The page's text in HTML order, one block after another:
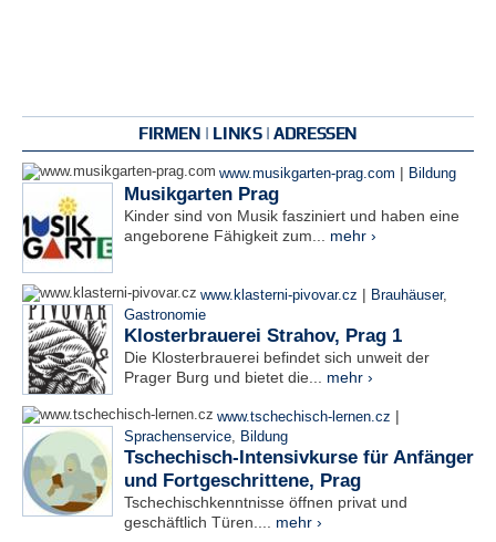
FIRMEN | LINKS | ADRESSEN
www.musikgarten-prag.com | Bildung
Musikgarten Prag
Kinder sind von Musik fasziniert und haben eine
angeborene Fähigkeit zum... mehr ›
www.klasterni-pivovar.cz | Brauhäuser,
Gastronomie
Klosterbrauerei Strahov, Prag 1
Die Klosterbrauerei befindet sich unweit der
Prager Burg und bietet die... mehr ›
www.tschechisch-lernen.cz |
Sprachenservice Bildung
Tschechisch-Intensivkurse für Anfänger
und Fortgeschrittene, Prag
Tschechischkenntnisse öffnen privat und
geschäftlich Türen.... mehr ›